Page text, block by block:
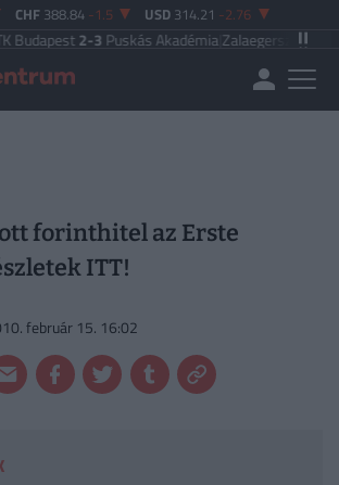
CHF 388.84 -1.5 USD 314.21 -2.76
2-3Puskás Akadémia|Zalaegerszegi TE5-2 Paksi FC
forinthitel az Erste
ITT!
február 15. 16:02